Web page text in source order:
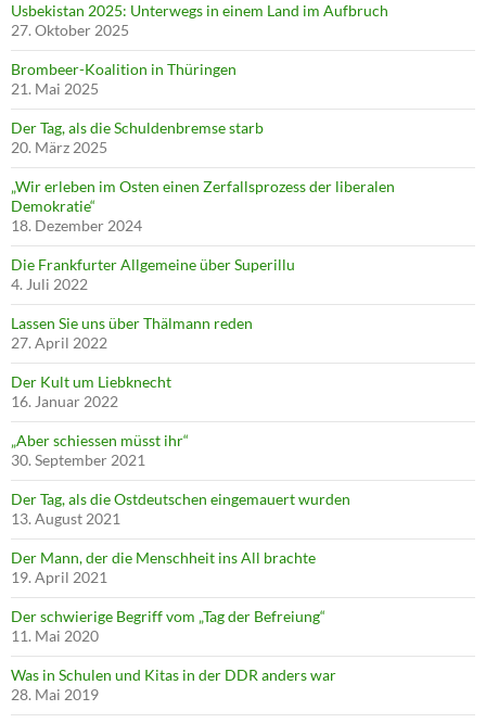
Usbekistan 2025: Unterwegs in einem Land im Aufbruch
27. Oktober 2025
Brombeer-Koalition in Thüringen
21. Mai 2025
Der Tag, als die Schuldenbremse starb
20. März 2025
„Wir erleben im Osten einen Zerfallsprozess der liberalen
Demokratie“
18. Dezember 2024
Die Frankfurter Allgemeine über Superillu
4. Juli 2022
Lassen Sie uns über Thälmann reden
27. April 2022
Der Kult um Liebknecht
16. Januar 2022
„Aber schiessen müsst ihr“
30. September 2021
Der Tag, als die Ostdeutschen eingemauert wurden
13. August 2021
Der Mann, der die Menschheit ins All brachte
19. April 2021
Der schwierige Begriff vom „Tag der Befreiung“
11. Mai 2020
Was in Schulen und Kitas in der DDR anders war
28. Mai 2019